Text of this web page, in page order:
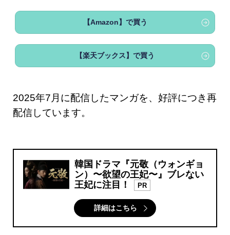
【Amazon】で買う
【楽天ブックス】で買う
2025年7月に配信したマンガを、好評につき再
配信しています。
韓国ドラマ『元敬（ウォンギョ
ン）〜欲望の王妃〜』ブレない
王妃に注目！
PR
詳細はこちら